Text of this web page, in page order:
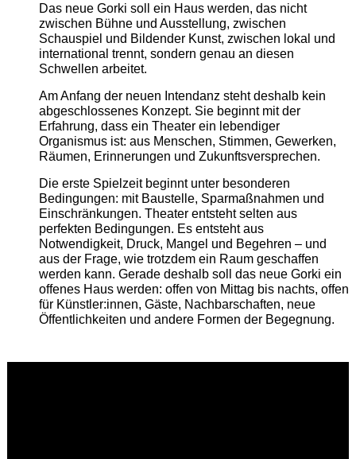
Das neue Gorki soll ein Haus werden, das nicht
zwischen Bühne und Ausstellung, zwischen
Schauspiel und Bildender Kunst, zwischen lokal und
international trennt, sondern genau an diesen
Schwellen arbeitet.
Am Anfang der neuen Intendanz steht deshalb kein
abgeschlossenes Konzept. Sie beginnt mit der
Erfahrung, dass ein Theater ein lebendiger
Organismus ist: aus Menschen, Stimmen, Gewerken,
Räumen, Erinnerungen und Zukunftsversprechen.
Die erste Spielzeit beginnt unter besonderen
Bedingungen: mit Baustelle, Sparmaßnahmen und
Einschränkungen. Theater entsteht selten aus
perfekten Bedingungen. Es entsteht aus
Notwendigkeit, Druck, Mangel und Begehren – und
aus der Frage, wie trotzdem ein Raum geschaffen
werden kann. Gerade deshalb soll das neue Gorki ein
offenes Haus werden: offen von Mittag bis nachts, offen
für Künstler:innen, Gäste, Nachbarschaften, neue
Öffentlichkeiten und andere Formen der Begegnung.